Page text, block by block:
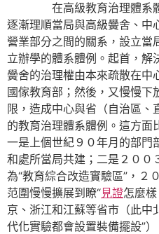
在高級教育治理體系體
逐漸理順當局與高級黌舍、中
營業部分之間的關系，設立當
立辦學的體系體例。起首，解
黌舍的治理權由本來疏散在中
國傢教育部；然後，又慢慢下
限，造成中心與省（自治區、
的教育治理體系體例。這方面
一是上個世紀９０年月的部門
和處所當局共建；二是２００
為“教育綜合改造實驗區”，２
范圍慢慢擴展到瞭“見證怎麼
京、浙江和江蘇等省市（此中
代化實驗都會設置裝備擺設”